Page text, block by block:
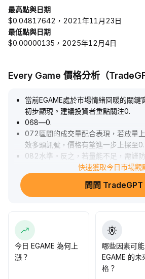
最高點與日期
$0.04817642，2021年11月23日
最低點與日期
$0.00000135，2025年12月4日
Every Game 價格分析（
當前EGAME處於市場情緒回暖的關鍵
初步顯現。建議投資者重點關注0.
068—0.
072區間的成交量配合表現，若放量
效多頭訊號，價格有望進一步上探至0.
082水準。反之，若量能不足，需謹
控制倉位並設置止損，優先保全資金安
快速獲取今日市場觀
問問 TradeGPT
今日 EGAME 為何上
漲？
哪些因素可
EGAME 的未
格？